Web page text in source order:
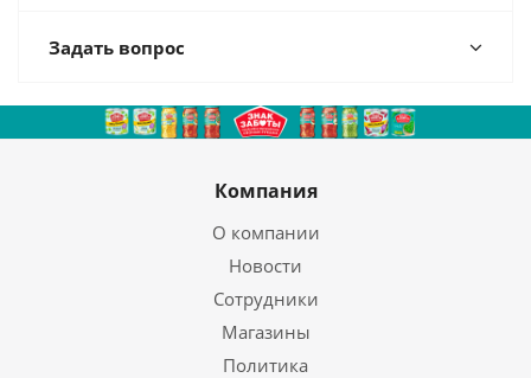
Задать вопрос
Компания
О компании
Новости
Сотрудники
Магазины
Политика